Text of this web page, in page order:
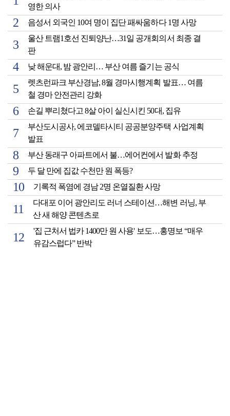
영한 의사
음성서 외국인 10여 명이 집단 패싸움하다 1명 사망
울산 트램1호선 진퇴양난…31일 공개회의서 최종 결
판
낮 해운대, 밤 광안리… 부산 여름 즐기는 공식
렛츠런파크 부산경남, 8월 경마시행계획 발표… 여름
철 경마 안전관리 강화
손길 뿌리쳤다고 8살 아이 실신시킨 50대, 집유
부산도시공사, 에코델타시티 공공분양주택 사업계획
발표
부산 동래구 아파트에서 불…에어컨에서 발화 추정
두 달 만에 집값 수천만 원 폭등?
기록적 폭염에 경남 2명 온열질환 사망
다대포 이어 광안리도 러너 스테이션…해변 러닝, 부
산 새 해양 콘텐츠로
'집 근처서 법카 1400만 원 사용' 보도…홍명보 “매우
유감스럽다” 반박